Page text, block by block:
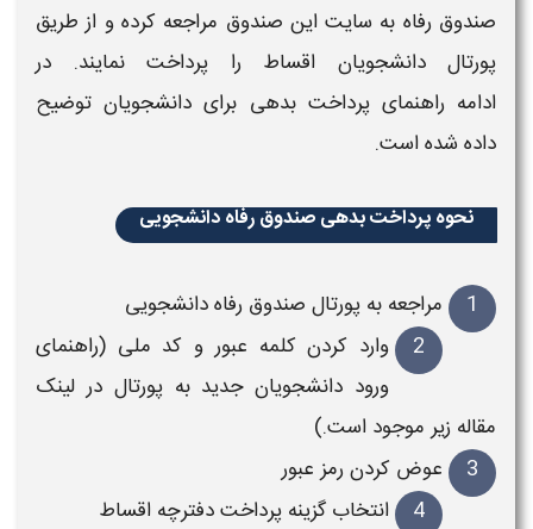
صندوق رفاه به سایت این صندوق مراجعه کرده و از طریق
پورتال دانشجویان اقساط را پرداخت نمایند. در
ادامه راهنمای پرداخت بدهی برای دانشجویان توضیح
داده شده است.
نحوه پرداخت بدهی صندوق رفاه دانشجویی
1 مراجعه به پورتال صندوق رفاه دانشجویی
2
وارد کردن کلمه عبور و کد ملی (راهنمای
ورود دانشجویان جدید به پورتال در لینک
مقاله زیر موجود است.)
3
عوض کردن رمز عبور
4
انتخاب گزینه پرداخت دفترچه اقساط